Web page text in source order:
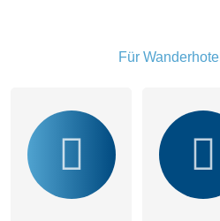
Wanderhotel-Eintrag zu stellen.
Für Wanderhotel